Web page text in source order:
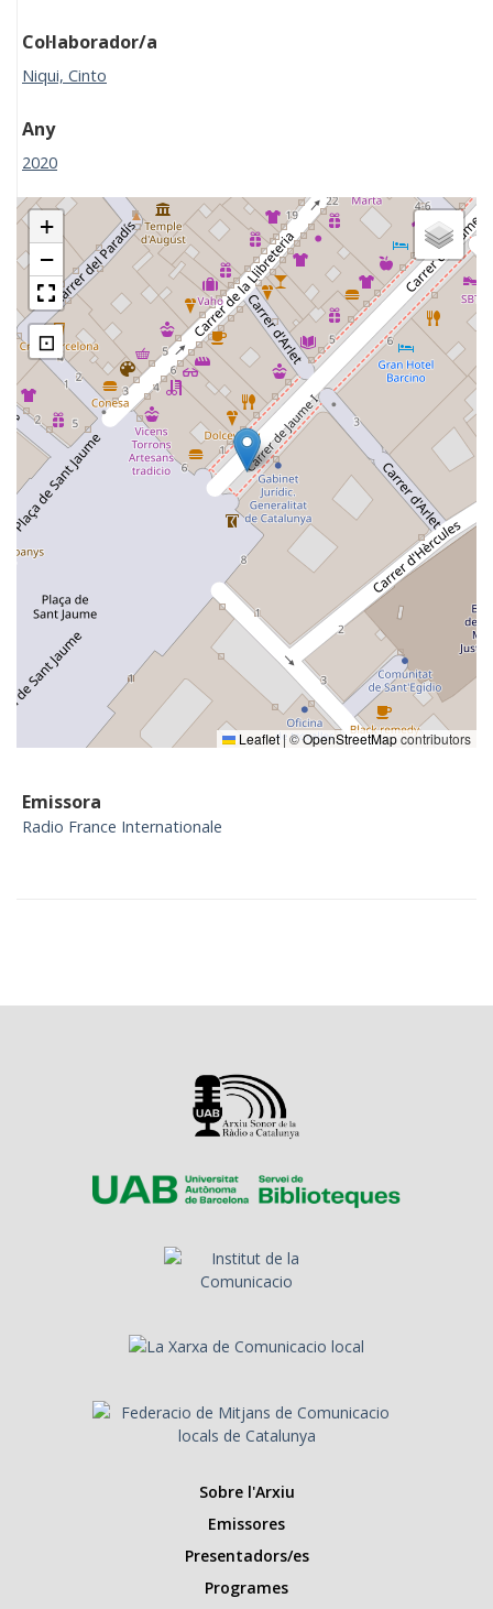
Col·laborador/a
Niqui, Cinto
Any
2020
+
−
⊡
Leaflet|©OpenStreetMapcontributors
Emissora
Radio France Internationale
Sobre l'Arxiu
Emissores
Presentadors/es
Programes